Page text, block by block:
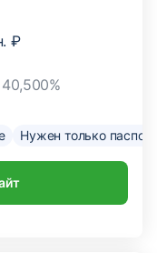
₽
40,500%
Нужен только